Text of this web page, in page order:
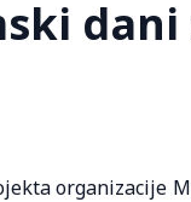
dani
organizacije